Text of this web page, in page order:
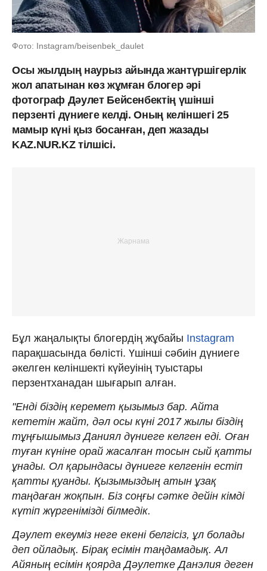
Фото: Instagram/beisenbek_daulet
Осы жылдың наурыз айында жантүршігерлік
жол апатынан көз жұмған блогер әрі
фотограф Дәулет Бейсенбектің үшінші
перзенті дүниеге келді. Оның келіншегі 25
мамыр күні қыз босанған, деп жазады
KAZ.NUR.KZ тілшісі.
Бұл жаңалықты блогердің жұбайы Instagram
парақшасында бөлісті. Үшінші сәбиін дүниеге
әкелген келіншекті күйеуінің туыстары
перзентханадан шығарып алған.
"Енді біздің керемет қызымыз бар. Айта
кететін жайт, дәл осы күні 2017 жылы біздің
тұңғышымыз Даниял дүниеге келген еді. Оған
туған күніне орай жасалған тосын сый қатты
ұнады. Ол қарындасы дүниеге келгенін естіп
қатты қуанды. Қызымыздың атын ұзақ
таңдаған жоқпын. Біз соңғы сәтке дейін кімді
күтіп жүргенімізді білмедік.
Дәулет екеуміз неге екені белгісіз, ұл болады
деп ойладық. Бірақ есімін таңдамадық. Ал
Айяның есімін қоярда Дәулетке Данэлия деген